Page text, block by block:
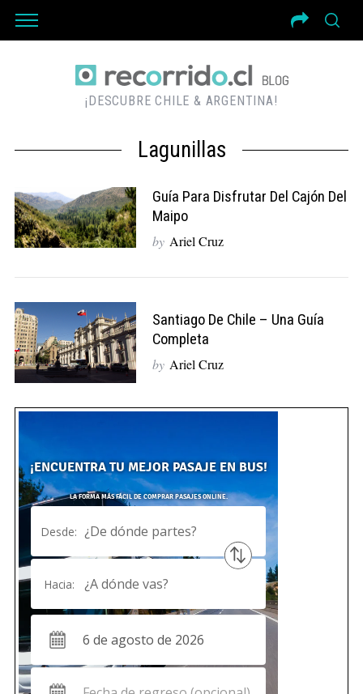
¡DESCUBRE CHILE & ARGENTINA!
Lagunillas
Guía Para Disfrutar Del Cajón Del
Maipo
by Ariel Cruz
Santiago De Chile – Una Guía
Completa
by Ariel Cruz